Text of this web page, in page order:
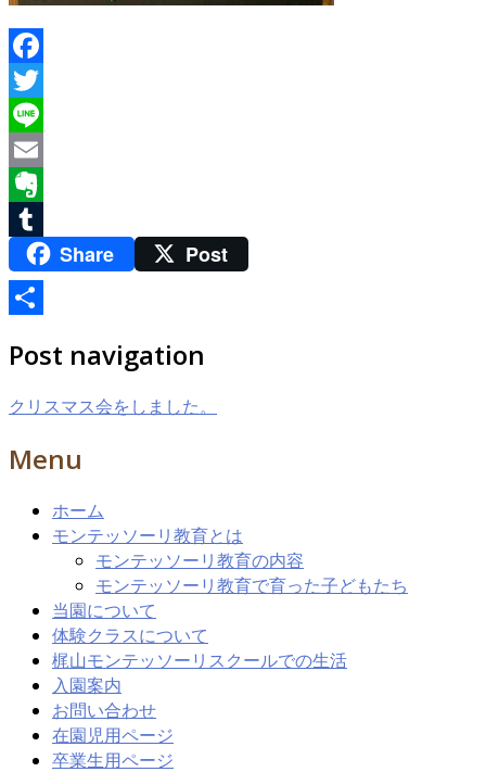
Facebook
Twitter
Line
Email
Evernote
TumblrShare Post
有
Post navigation
クリスマス会をしました。
Menu
ホーム
モンテッソーリ教育とは
モンテッソーリ教育の内容
モンテッソーリ教育で育った子どもたち
当園について
体験クラスについて
梶山モンテッソーリスクールでの生活
入園案内
お問い合わせ
在園児用ページ
卒業生用ページ